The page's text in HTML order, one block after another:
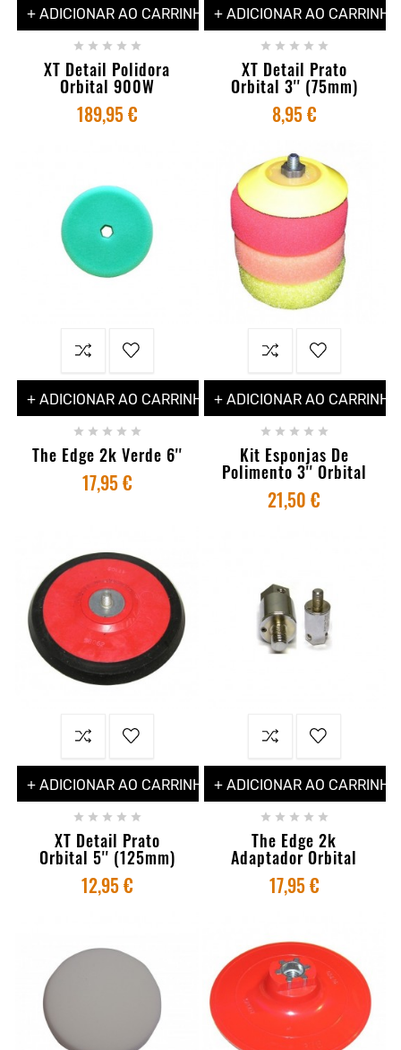
+ ADICIONAR AO CARRINHO
    
XT Detail Polidora
Orbital 900W
189,95 €
+ ADICIONAR AO CARRINHO
    
XT Detail Prato
Orbital 3'' (75mm)
8,95 €
+ ADICIONAR AO CARRINHO
    
The Edge 2k Verde 6''
17,95 €
+ ADICIONAR AO CARRINHO
    
Kit Esponjas De
Polimento 3'' Orbital
21,50 €
+ ADICIONAR AO CARRINHO
    
XT Detail Prato
Orbital 5'' (125mm)
12,95 €
+ ADICIONAR AO CARRINHO
    
The Edge 2k
Adaptador Orbital
17,95 €